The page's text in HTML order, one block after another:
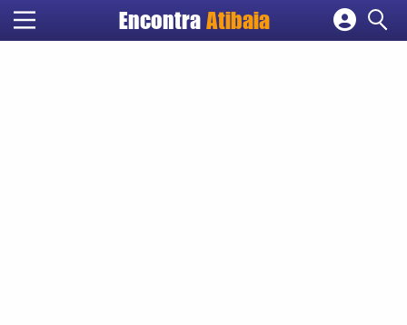
Encontra Atibaia